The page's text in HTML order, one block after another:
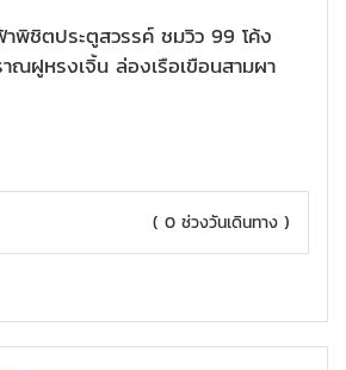
าพิชิตประตูสวรรค์ ชมวิว 99 โค้ง
าณฝูหรงเจิ้น ล่องเรือเขือนสามผา
( 0 ช่วงวันเดินทาง )